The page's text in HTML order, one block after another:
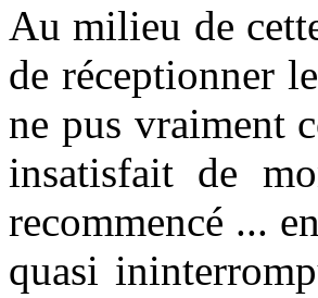
Au milieu de
de réceptionner
ne pus vraiment
insatisfait de
recommencé ...
quasi